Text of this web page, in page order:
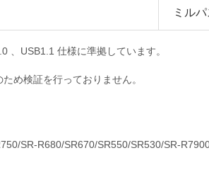
ミル
、USB1.1 仕様に準拠しています。
め検証を行っておりません。
SR-R680/SR670/SR550/SR530/SR-